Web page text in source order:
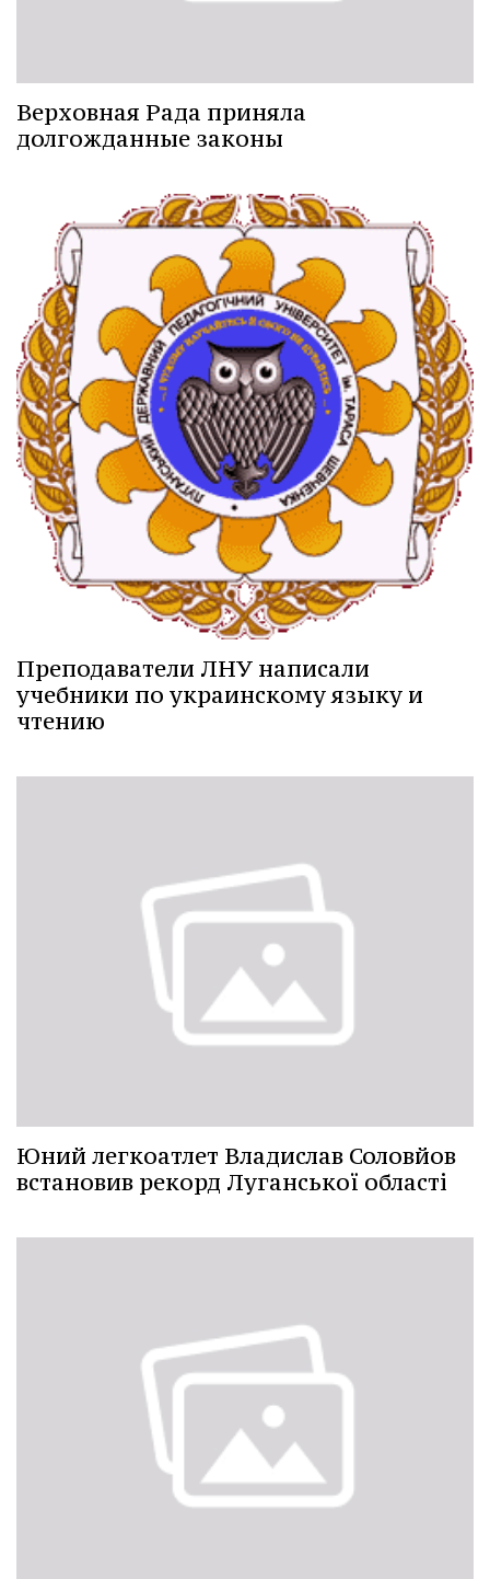
Верховная Рада приняла
долгожданные законы
Преподаватели ЛНУ написали
учебники по украинскому языку и
чтению
Юний легкоатлет Владислав Соловйов
встановив рекорд Луганської області